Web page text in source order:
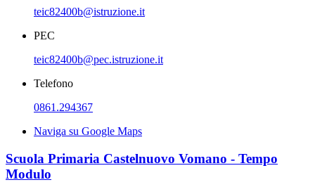
teic82400b@istruzione.it
PEC
teic82400b@pec.istruzione.it
Telefono
0861.294367
Naviga su Google Maps
Scuola Primaria Castelnuovo Vomano - Tempo
Modulo